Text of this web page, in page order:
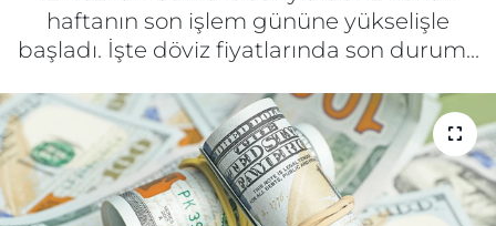
haftanın son işlem gününe yükselişle
başladı. İşte döviz fiyatlarında son durum...
EĞİTİM
SPOR
MAGAZİN
ESKİŞEHİRSPOR